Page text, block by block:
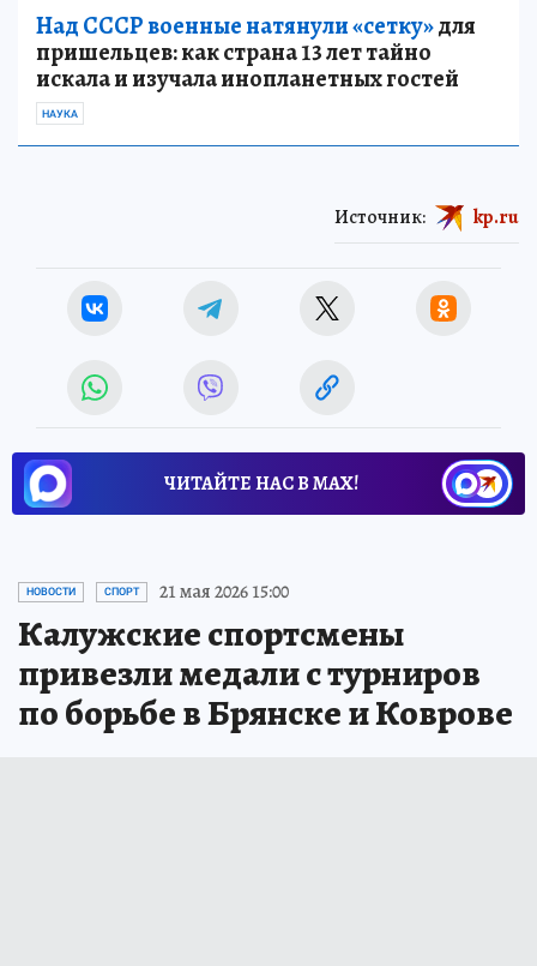
Над СССР военные натянули «сетку»для
пришельцев: как страна 13 лет тайно
искала и изучала инопланетных гостей
НАУКА
Источник: kp.ru
ЧИТАЙТЕ НАС В МАХ!
НОВОСТИ СПОРТ 21 мая 2026 15:00
Калужские спортсмены
привезли медали с турниров
по борьбе в Брянске и Коврове